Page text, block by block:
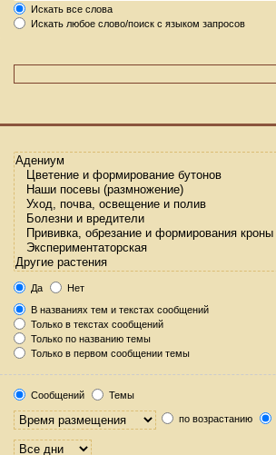
Искать все слова
Искать любое слово/поиск с языком запросов
Да
Нет
В названиях тем и текстах сообщений
Только в текстах сообщений
Только по названию темы
Только в первом сообщении темы
Сообщений
Темы
по возрастанию